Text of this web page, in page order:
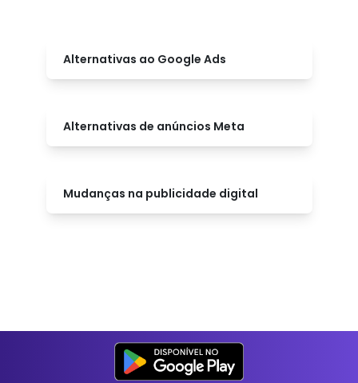
Alternativas ao Google Ads
Alternativas de anúncios Meta
Mudanças na publicidade digital